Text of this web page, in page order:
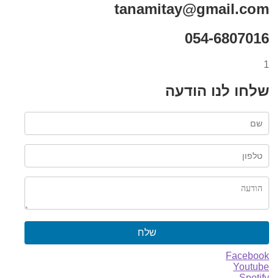
tanamitay@gmail.com
054-6807016
1
שלחו לנו הודעה
שלח
Facebook
Youtube